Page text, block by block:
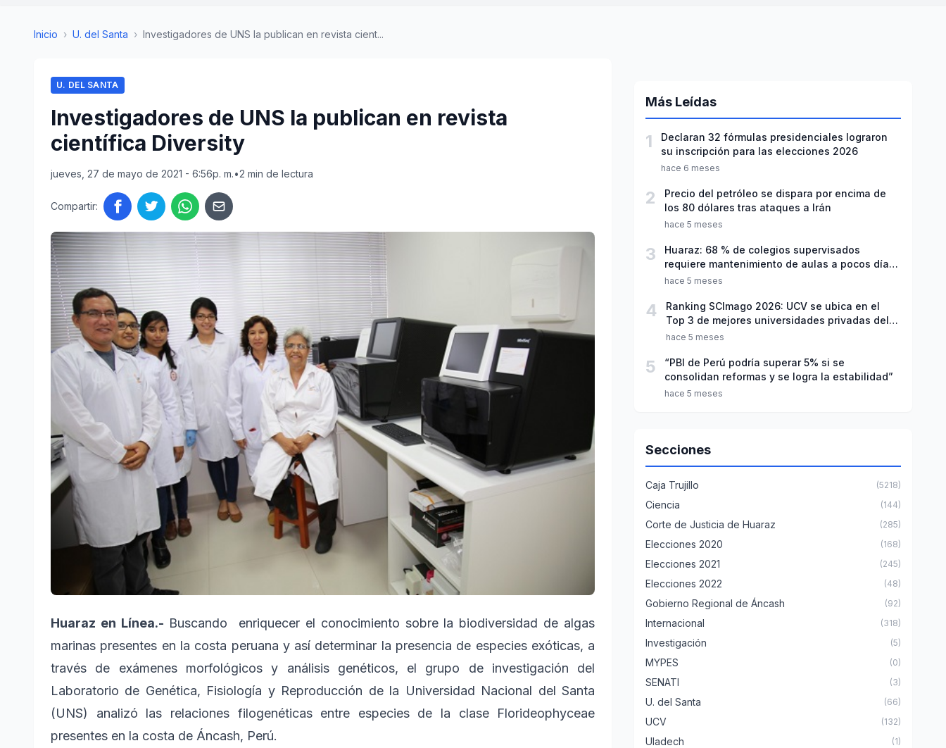
Inicio › U. del Santa › Investigadores de UNS la publican en revista cient...
U. DEL SANTA
Investigadores de UNS la publican en revista
científica Diversity
jueves, 27 de mayo de 2021 - 6:56p. m.•2 min de lectura
Compartir:
Huaraz en Línea.- Buscando enriquecer el conocimiento sobre la biodiversidad de algas
marinas presentes en la costa peruana y así determinar la presencia de especies exóticas, a
través de exámenes morfológicos y análisis genéticos, el grupo de investigación del
Laboratorio de Genética, Fisiología y Reproducción de la Universidad Nacional del Santa
(UNS) analizó las relaciones filogenéticas entre especies de la clase Florideophyceae
presentes en la costa de Áncash, Perú.
Más Leídas
1
Declaran 32 fórmulas presidenciales lograron
su inscripción para las elecciones 2026
hace 6 meses
2
Precio del petróleo se dispara por encima de
los 80 dólares tras ataques a Irán
hace 5 meses
3
Huaraz: 68 % de colegios supervisados
requiere mantenimiento de aulas a pocos días
de inicio del año escolar 2026
hace 5 meses
4
Ranking SCImago 2026: UCV se ubica en el
Top 3 de mejores universidades privadas del
Perú
hace 5 meses
5
“PBI de Perú podría superar 5% si se
consolidan reformas y se logra la estabilidad”
hace 5 meses
Secciones
Caja Trujillo (5218)
Ciencia (144)
Corte de Justicia de Huaraz (285)
Elecciones 2020 (168)
Elecciones 2021 (245)
Elecciones 2022 (48)
Gobierno Regional de Áncash (92)
Internacional (318)
Investigación (5)
MYPES (0)
SENATI (3)
U. del Santa (66)
UCV (132)
Uladech (1)